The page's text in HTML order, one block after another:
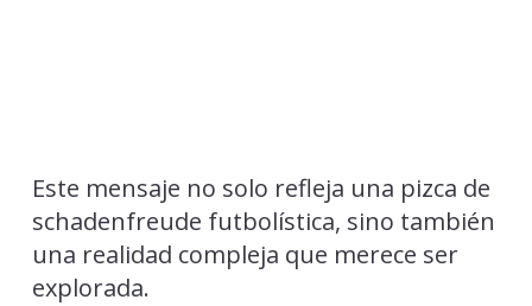
Este mensaje no solo refleja una pizca de
schadenfreude futbolística, sino también
una realidad compleja que merece ser
explorada.